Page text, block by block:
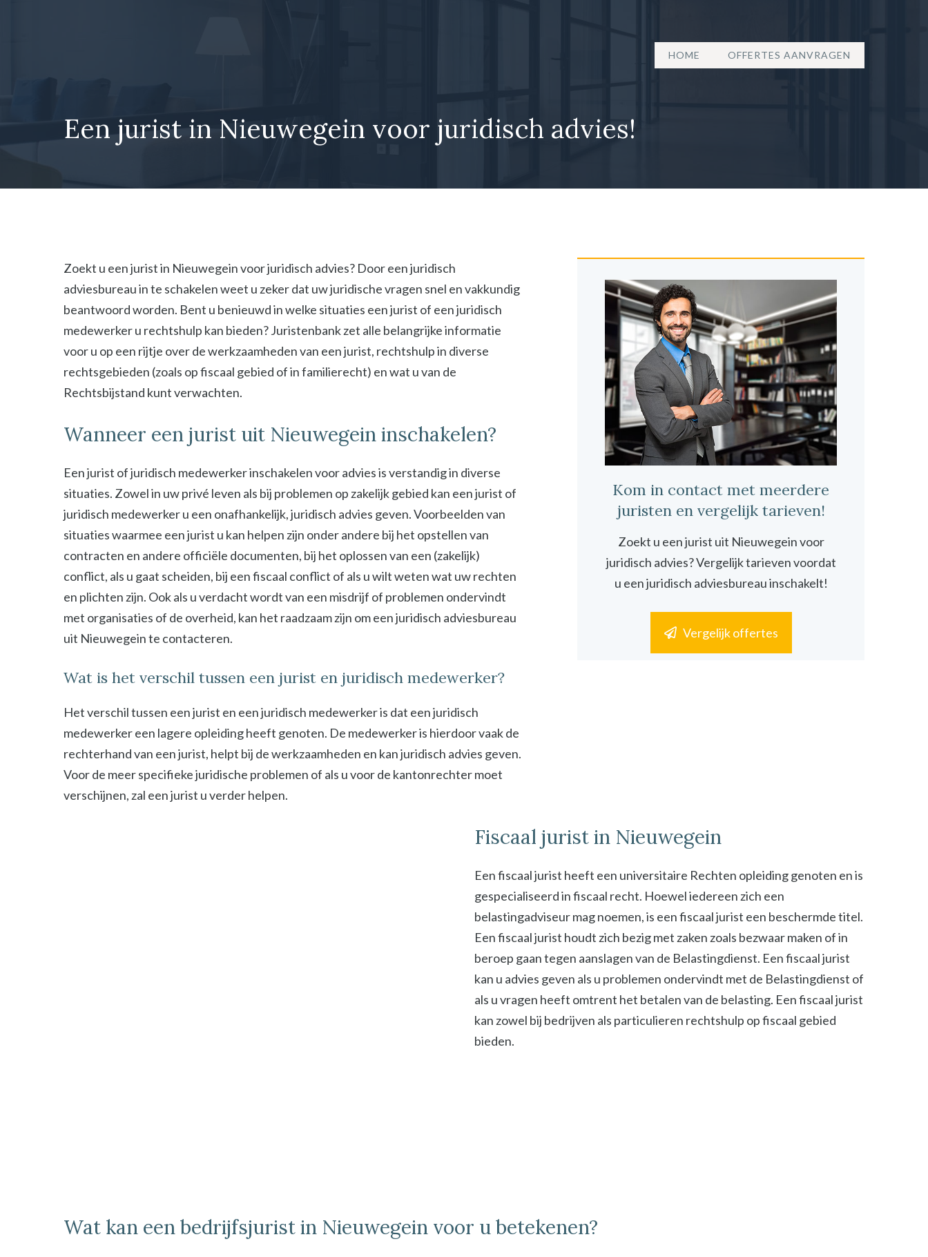
HOME OFFERTES AANVRAGEN
Een jurist in Nieuwegein voor juridisch advies!
Zoekt u een jurist in Nieuwegein voor juridisch advies? Door een juridisch
adviesbureau in te schakelen weet u zeker dat uw juridische vragen snel en vakkundig
beantwoord worden. Bent u benieuwd in welke situaties een jurist of een juridisch
medewerker u rechtshulp kan bieden? Juristenbank zet alle belangrijke informatie
voor u op een rijtje over de werkzaamheden van een jurist, rechtshulp in diverse
rechtsgebieden (zoals op fiscaal gebied of in familierecht) en wat u van de
Rechtsbijstand kunt verwachten.
Wanneer een jurist uit Nieuwegein inschakelen?
Een jurist of juridisch medewerker inschakelen voor advies is verstandig in diverse
situaties. Zowel in uw privé leven als bij problemen op zakelijk gebied kan een jurist of
juridisch medewerker u een onafhankelijk, juridisch advies geven. Voorbeelden van
situaties waarmee een jurist u kan helpen zijn onder andere bij het opstellen van
contracten en andere officiële documenten, bij het oplossen van een (zakelijk)
conflict, als u gaat scheiden, bij een fiscaal conflict of als u wilt weten wat uw rechten
en plichten zijn. Ook als u verdacht wordt van een misdrijf of problemen ondervindt
met organisaties of de overheid, kan het raadzaam zijn om een juridisch adviesbureau
uit Nieuwegein te contacteren.
Wat is het verschil tussen een jurist en juridisch medewerker?
Het verschil tussen een jurist en een juridisch medewerker is dat een juridisch
medewerker een lagere opleiding heeft genoten. De medewerker is hierdoor vaak de
rechterhand van een jurist, helpt bij de werkzaamheden en kan juridisch advies geven.
Voor de meer specifieke juridische problemen of als u voor de kantonrechter moet
verschijnen, zal een jurist u verder helpen.
Kom in contact met meerdere
juristen en vergelijk tarieven!
Zoekt u een jurist uit Nieuwegein voor
juridisch advies? Vergelijk tarieven voordat
u een juridisch adviesbureau inschakelt!
Vergelijk offertes
Fiscaal jurist in Nieuwegein
Een fiscaal jurist heeft een universitaire Rechten opleiding genoten en is
gespecialiseerd in fiscaal recht. Hoewel iedereen zich een
belastingadviseur mag noemen, is een fiscaal jurist een beschermde titel.
Een fiscaal jurist houdt zich bezig met zaken zoals bezwaar maken of in
beroep gaan tegen aanslagen van de Belastingdienst. Een fiscaal jurist
kan u advies geven als u problemen ondervindt met de Belastingdienst of
als u vragen heeft omtrent het betalen van de belasting. Een fiscaal jurist
kan zowel bij bedrijven als particulieren rechtshulp op fiscaal gebied
bieden.
Wat kan een bedrijfsjurist in Nieuwegein voor u betekenen?